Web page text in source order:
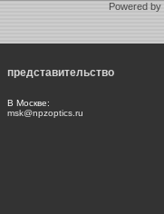
Powered by
представительство
В Москве:
msk@npzoptics.ru